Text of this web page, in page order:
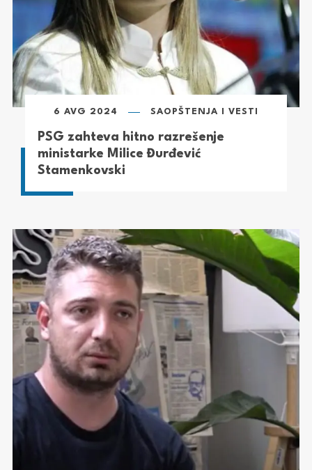
6 AVG 2024 SAOPŠTENJA I VESTI
PSG zahteva hitno razrešenje
ministarke Milice Đurđević
Stamenkovski